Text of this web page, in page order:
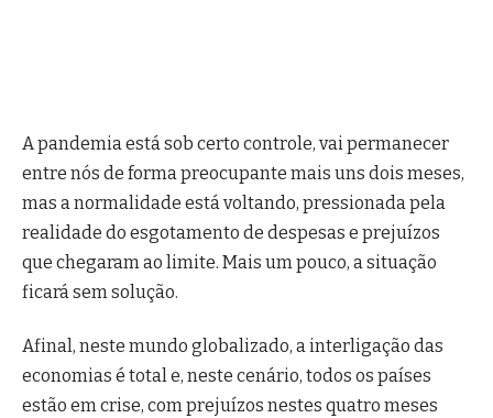
A pandemia está sob certo controle, vai permanecer
entre nós de forma preocupante mais uns dois meses,
mas a normalidade está voltando, pressionada pela
realidade do esgotamento de despesas e prejuízos
que chegaram ao limite. Mais um pouco, a situação
ficará sem solução.
Afinal, neste mundo globalizado, a interligação das
economias é total e, neste cenário, todos os países
estão em crise, com prejuízos nestes quatro meses